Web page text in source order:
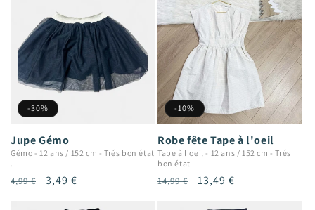
-30%
Jupe Gémo
Gémo - 12 ans / 152 cm -Trés bon état
Prix
4,99 €
Prix
3,49 €
-10%
Robe fête Tape à l'oeil
Tape à l'oeil - 12 ans / 152 cm -Trés
bon état .
Prix
14,99 €
Prix
13,49 €